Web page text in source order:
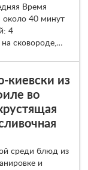
Время
около 40 минут
4
сковороде,…
киевски из
во
среди блюд из
и